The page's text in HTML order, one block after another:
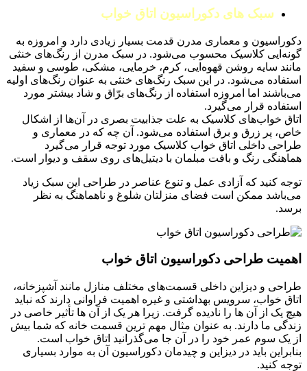
سبک های دکوراسیون اتاق خواب
دکوراسیون و معماری مدرن قدمت بسیار زیادی دارد و امروزه به
گونه‌ایی کلاسیک محسوب می‌شود. در سبک مدرن از رنگ‌های خنثی
مانند سایه روشن قهوه‌ایی، کرم، خرمایی، مشکی، طوسی و سفید
استفاده می‌شود. در این سبک رنگ‌های خنثی به عنوان رنگ‌های اولیه
می‌باشند اما امروزه استفاده از رنگ‌های برّاق و شاد بیشتر مورد
استفاده قرار می‌گیرد.
اتاق خواب‌های کلاسیک به علت جذابیت بصری در آن‌ها از اشکال
خاص، پر زرق و برق استفاده می‌شود. آن چه که در معماری و
طراحی داخلی اتاق خواب کلاسیک مورد توجه قرار می‌گیرد
هماهنگی رنگ و بافت مبلمان با دیتیل‌های روی سقف و دیوار است.
توجه کنید که آزادی عمل و تنوع عناصر در طراحی این سبک زیاد
می‌باشد ممکن است فضای منزلتان شلوغ و ناهماهنگ به نظر
برسد.
اهمیت طراحی دکوراسیون اتاق خواب
طراحی و دیزاین داخلی قسمت‌های مختلف منازل مانند آشپزخانه،
اتاق خواب، سرویس بهداشتی و غیره اهمیت فراوانی دارند که نباید
هیچ یک از آن ها را نادیده گرفت. زیرا هر یک از آن ها تأثیر خاصی در
زندگی ما دارند. به عنوان مثال مهم ترین قسمت خانه که شما بیش
از یک سوم عمر خود را در آن جا می‌گذرانید اتاق خواب است.
بنابراین باید در دیزاین و چیدمان دکوراسیون آن به موارد بسیاری
توجه کنید.